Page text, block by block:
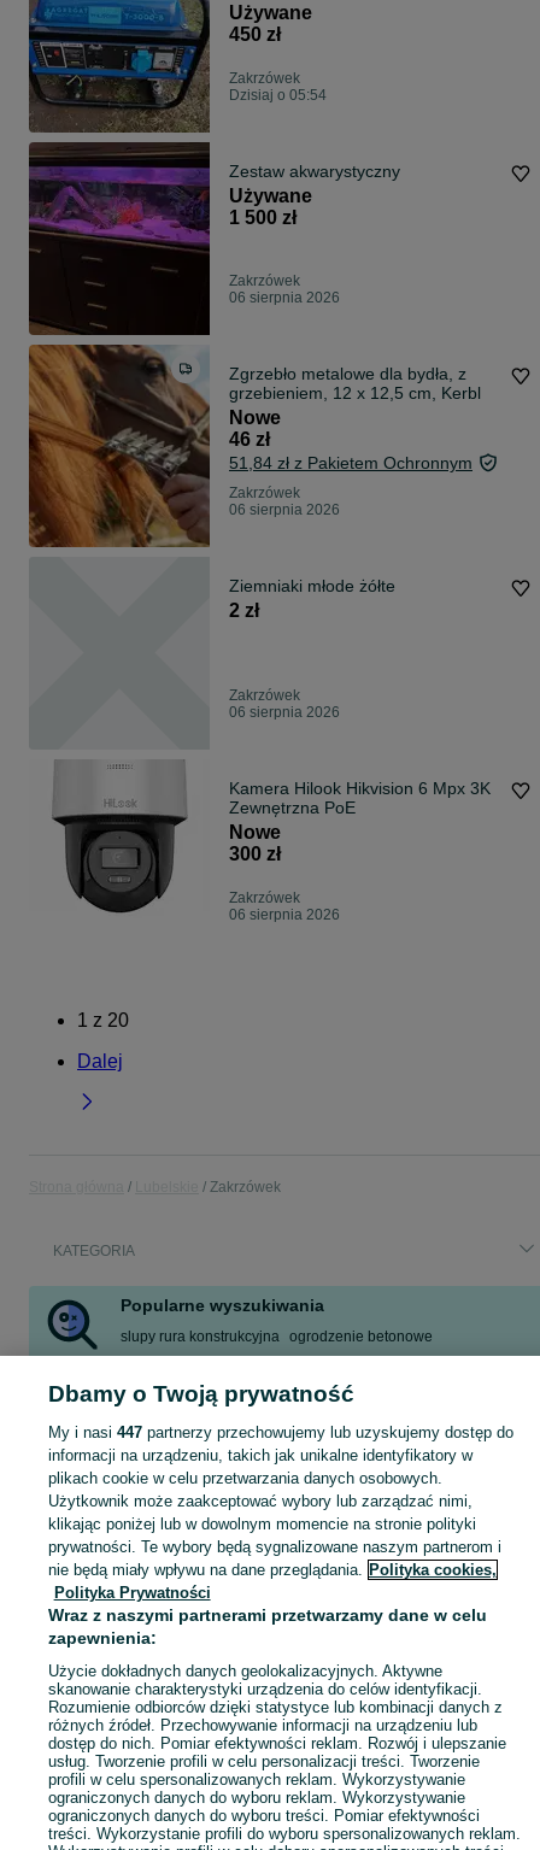
Używane
450 zł
Zakrzówek
Dzisiaj o 05:54
Zestaw akwarystyczny
Używane
1 500 zł
Zakrzówek
06 sierpnia 2026
Zgrzebło metalowe dla bydła, z
grzebieniem, 12 x 12,5 cm, Kerbl
Nowe
46 zł
51,84 zł z Pakietem Ochronnym
Zakrzówek
06 sierpnia 2026
Ziemniaki młode żółte
2 zł
Zakrzówek
06 sierpnia 2026
Kamera Hilook Hikvision 6 Mpx 3K
Zewnętrzna PoE
Nowe
300 zł
Zakrzówek
06 sierpnia 2026
1 z 20
Dalej
Zakrzówek
KATEGORIA
Popularne wyszukiwania
slupy rura konstrukcyjna ogrodzenie betonowe
płyty betonowe
Zobacz Więcej
Skorzystaj z największego serwisu ogłoszeniowego - Zakrzówek i okolice! Kupuj to, czego pragniesz i sprzedawaj to, czego już nie potrzebujesz! Zobacz
Mapa kategorii
Mapa miejscowości
Mapa ministron
Popularne wyszukiwania
Dbamy o Twoją prywatność
My i nasi 447partnerzy przechowujemy lub uzyskujemy dostęp do
informacji na urządzeniu, takich jak unikalne identyfikatory w
plikach cookie w celu przetwarzania danych osobowych.
Użytkownik może zaakceptować wybory lub zarządzać nimi,
klikając poniżej lub w dowolnym momencie na stronie polityki
prywatności. Te wybory będą sygnalizowane naszym partnerom i
nie będą miały wpływu na dane przeglądania. Polityka cookies,
Polityka Prywatności
Wraz z naszymi partnerami przetwarzamy dane w celu
zapewnienia:
Użycie dokładnych danych geolokalizacyjnych. Aktywne
skanowanie charakterystyki urządzenia do celów identyfikacji.
Rozumienie odbiorców dzięki statystyce lub kombinacji danych z
różnych źródeł. Przechowywanie informacji na urządzeniu lub
dostęp do nich. Pomiar efektywności reklam. Rozwój i ulepszanie
usług. Tworzenie profili w celu personalizacji treści. Tworzenie
profili w celu spersonalizowanych reklam. Wykorzystywanie
ograniczonych danych do wyboru reklam. Wykorzystywanie
ograniczonych danych do wyboru treści. Pomiar efektywności
treści. Wykorzystanie profili do wyboru spersonalizowanych reklam.